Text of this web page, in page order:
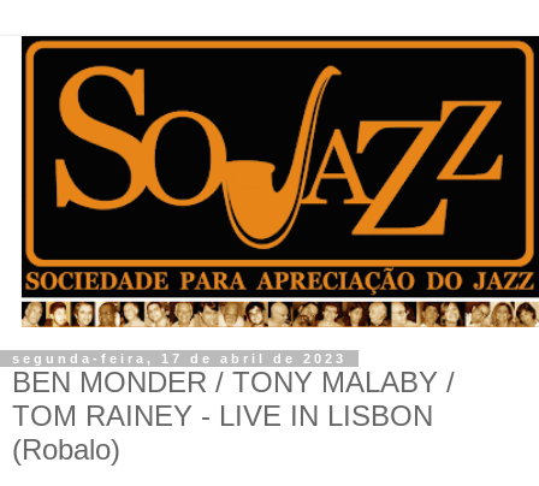
segunda-feira, 17 de abril de 2023
BEN MONDER / TONY MALABY /
TOM RAINEY - LIVE IN LISBON
(Robalo)